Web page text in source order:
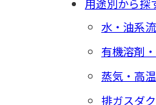
水・油系
有機溶剤
蒸気・高
排ガスダ